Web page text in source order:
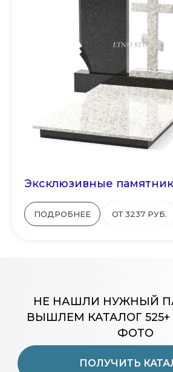
Эксклюзивные
ПОДРОБНЕЕ ОТ 3237 РУБ.
ПОЛУЧИТЬ
НЕ НАШЛИ НУЖНЫЙ
ВЫШЛЕМ КАТАЛОГ
ФОТО